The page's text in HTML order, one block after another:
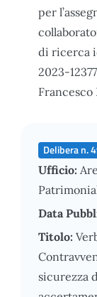
per
di ricerca
2023-
Francesco
Delibera n.
Ufficio:
Data
Titolo:
sicurezza